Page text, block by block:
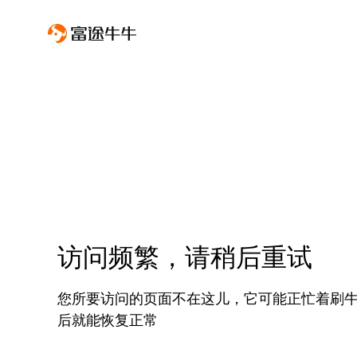
访问频繁，请稍后重试
您所要访问的页面不在这儿，它可能正忙着刷
后就能恢复正常